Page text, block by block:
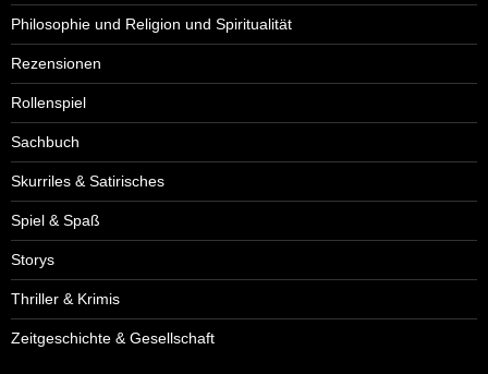
Philosophie und Religion und Spiritualität
Rezensionen
Rollenspiel
Sachbuch
Skurriles & Satirisches
Spiel & Spaß
Storys
Thriller & Krimis
Zeitgeschichte & Gesellschaft